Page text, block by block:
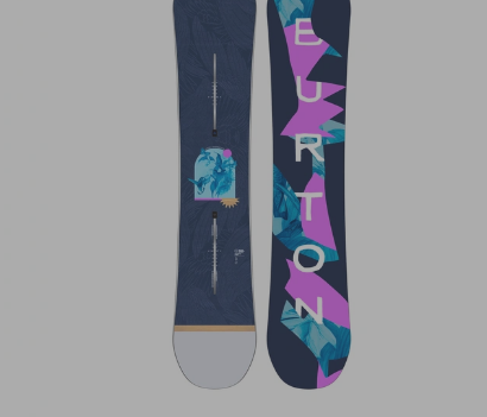
Mărimi existente: